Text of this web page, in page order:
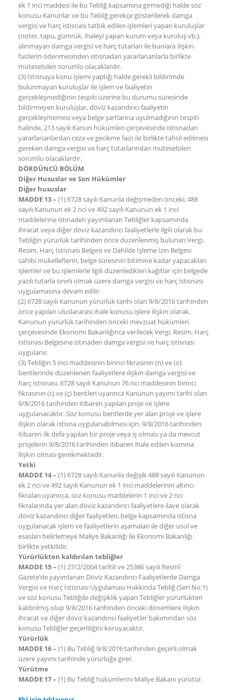
ek 1 inci maddesi ile bu Tebliğ kapsamına girmediği halde söz
konusu Kanunlar ve bu Tebliğ gerekçe gösterilerek damga
vergisi ve harç istisnası tatbik edilen işlemleri yapan kuruluşlar
(noter, tapu, gümrük, ihaleyi yapan kurum veya kuruluş vb.),
alınmayan damga vergisi ve harç tutarları ile bunlara ilişkin
faizlerin ödenmesinden istisnadan yararlananlarla birlikte
müteselsilen sorumlu olacaklardır.
(3) İstisnaya konu işlemi yaptığı halde gerekli bildirimde
bulunmayan kuruluşlar ile işlem ve faaliyetin
gerçekleşmediğinin tespiti üzerine bu durumu süresinde
bildirmeyen kuruluşlar, döviz kazandırıcı faaliyetin
gerçekleşmemesi veya belge şartlarına uyulmadığının tespiti
halinde, 213 sayılı Kanun hükümleri çerçevesinde istisnadan
yararlananlardan ceza ve gecikme faizi ile birlikte tahsil edilmesi
gereken damga vergisi ve harç tutarlarından müteselsilen
sorumlu olacaklardır.
DÖRDÜNCÜ BÖLÜM
Diğer Hususlar ve Son Hükümler
Diğer hususlar
MADDE 13 – (1) 6728 sayılı Kanunla değişmeden önceki; 488
sayılı Kanunun ek 2 nci ve 492 sayılı Kanunun ek 1 inci
maddelerine istinaden yayımlanan Tebliğler kapsamında
ihracat veya diğer döviz kazandırıcı faaliyetlerle ilgili olarak bu
Tebliğin yürürlük tarihinden önce düzenlenmiş bulunan Vergi,
Resim, Harç İstisnası Belgesi ve Dahilde İşleme İzin Belgesi
sahibi mükelleflerin, belge süresinin bitimine kadar yapacakları
işlemler ve bu işlemlerle ilgili düzenledikleri kağıtlar için belgede
yazılı tutarla sınırlı olmak üzere damga vergisi ve harç istisnası
uygulamasına devam edilir.
(2) 6728 sayılı Kanunun yürürlük tarihi olan 9/8/2016 tarihinden
önce yapılan uluslararası ihale konusu işlere ilişkin olarak,
Kanunun yürürlük tarihinden önceki mevzuat hükümleri
çerçevesinde Ekonomi Bakanlığınca verilecek Vergi, Resim, Harç
İstisnası Belgesine istinaden damga vergisi ve harç istisnası
uygulanır.
(3) Tebliğin 5 inci maddesinin birinci fıkrasının (n) ve (o)
bentlerinde düzenlenen faaliyetlere ilişkin damga vergisi ve
harç istisnası, 6728 sayılı Kanunun 76 ncı maddesinin birinci
fıkrasının (c) ve (ç) bentleri uyarınca Kanunun yayımı tarihi olan
9/8/2016 tarihinden itibaren yapılan proje ve işlere
uygulanacaktır. Söz konusu bentlerde yer alan proje ve işlere
ilişkin olarak istisna uygulanabilmesi için, 9/8/2016 tarihinden
itibaren ilk defa yapılan bir proje veya iş olması ya da mevcut
projelerin 9/8/2016 tarihinden itibaren ihale edilen kısmına
ilişkin olması gerekmektedir.
Yetki
MADDE 14 – (1) 6728 sayılı Kanunla değişik 488 sayılı Kanunun
ek 2 nci ve 492 sayılı Kanunun ek 1 inci maddelerinin altıncı
fıkraları uyarınca, söz konusu maddelerin 1 inci ve 2 nci
fıkralarında yer alan döviz kazandırıcı faaliyetlere ilave olarak
döviz kazandırıcı diğer faaliyetleri, belge kapsamında istisna
uygulanacak işlem ve faaliyetlerin aşamaları ile diğer usul ve
esasları belirlemeye Maliye Bakanlığı ile Ekonomi Bakanlığı
birlikte yetkilidir.
Yürürlükten kaldırılan tebliğler
MADDE 15 – (1) 27/2/2004 tarihli ve 25386 sayılı Resmî
Gazete’de yayımlanan Döviz Kazandırıcı Faaliyetlerde Damga
Vergisi ve Harç İstisnası Uygulaması Hakkında Tebliğ (Seri No:1)
ve söz konusu Tebliğde değişiklik yapan Tebliğler yürürlükten
kaldırılmış olup 9/8/2016 tarihinden önceki dönemlere ilişkin
ihracat ve diğer döviz kazandırıcı faaliyetler bakımından söz
konusu Tebliğler geçerliliğini koruyacaktır.
Yürürlük
MADDE 16 – (1) Bu Tebliğ 9/8/2016 tarihinden geçerli olmak
üzere yayımı tarihinde yürürlüğe girer.
Yürütme
MADDE 17 – (1) Bu Tebliğ hükümlerini Maliye Bakanı yürütür.